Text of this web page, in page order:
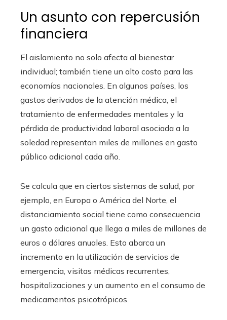
Un asunto con repercusión
financiera
El aislamiento no solo afecta al bienestar
individual; también tiene un alto costo para las
economías nacionales. En algunos países, los
gastos derivados de la atención médica, el
tratamiento de enfermedades mentales y la
pérdida de productividad laboral asociada a la
soledad representan miles de millones en gasto
público adicional cada año.
Se calcula que en ciertos sistemas de salud, por
ejemplo, en Europa o América del Norte, el
distanciamiento social tiene como consecuencia
un gasto adicional que llega a miles de millones de
euros o dólares anuales. Esto abarca un
incremento en la utilización de servicios de
emergencia, visitas médicas recurrentes,
hospitalizaciones y un aumento en el consumo de
medicamentos psicotrópicos.